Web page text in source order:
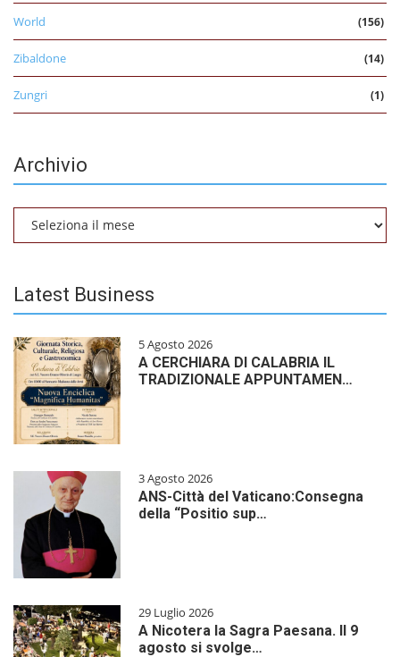
World (156)
Zibaldone (14)
Zungri (1)
Archivio
Archivio
Latest Business
5 Agosto 2026
A CERCHIARA DI CALABRIA IL
TRADIZIONALE APPUNTAMEN…
3 Agosto 2026
ANS-Città del Vaticano:Consegna
della “Positio sup…
29 Luglio 2026
A Nicotera la Sagra Paesana. Il 9
agosto si svolge…